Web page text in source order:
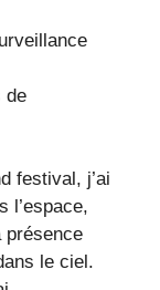
de
festival, j’ai
l’espace,
présence
le ciel.